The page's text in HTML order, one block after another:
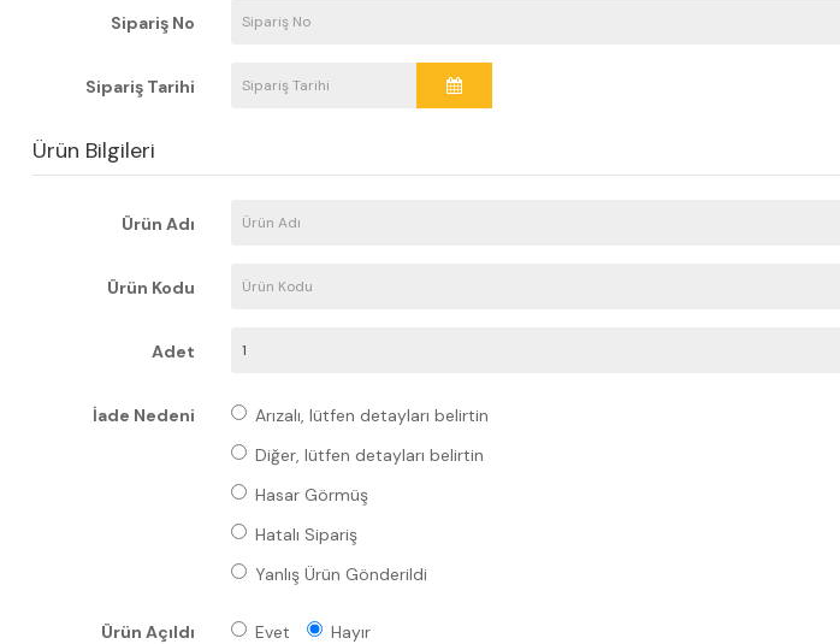
Sipariş No
Sipariş Tarihi
Ürün Bilgileri
Ürün Adı
Ürün Kodu
Adet
İade Nedeni
Arızalı, lütfen detayları belirtin
Diğer, lütfen detayları belirtin
Hasar Görmüş
Hatalı Sipariş
Yanlış Ürün Gönderildi
Ürün Açıldı Evet Hayır